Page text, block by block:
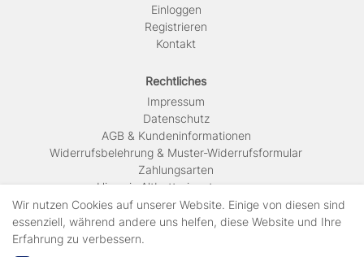
Einloggen
Registrieren
Kontakt
Rechtliches
Impressum
Daten­schutz
AGB & Kundeninformationen
Widerrufsbelehrung & Muster-Widerrufsformular
Zahlungsarten
Hinweis Altbatterieentsorgung
Versandkosten & Lieferinformationen
Zahlungsarten
Wir nutzen Cookies auf unserer Website. Einige von diesen sind
essenziell, während andere uns helfen, diese Website und Ihre
Erfahrung zu verbessern.